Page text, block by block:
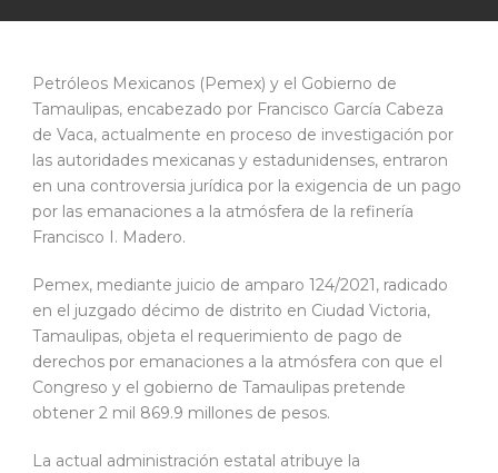
Petróleos Mexicanos (Pemex) y el Gobierno de
Tamaulipas, encabezado por Francisco García Cabeza
de Vaca, actualmente en proceso de investigación por
las autoridades mexicanas y estadunidenses, entraron
en una controversia jurídica por la exigencia de un pago
por las emanaciones a la atmósfera de la refinería
Francisco I. Madero.
Pemex, mediante juicio de amparo 124/2021, radicado
en el juzgado décimo de distrito en Ciudad Victoria,
Tamaulipas, objeta el requerimiento de pago de
derechos por emanaciones a la atmósfera con que el
Congreso y el gobierno de Tamaulipas pretende
obtener 2 mil 869.9 millones de pesos.
La actual administración estatal atribuye la